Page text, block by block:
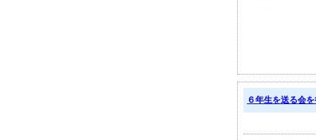
６年生を送る会